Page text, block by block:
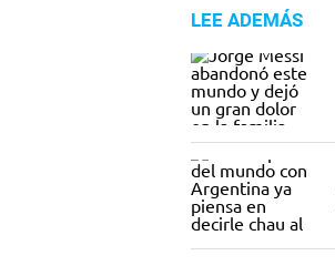
LEE ADEMÁS